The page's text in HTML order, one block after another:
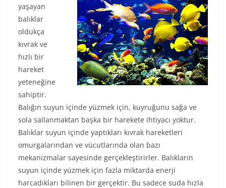
yaşayan
balıklar
oldukça
kıvrak ve
hızlı bir
hareket
yeteneğine
sahiptir.
Balığın suyun içinde yüzmek için, kuyruğunu sağa ve
sola sallanmaktan başka bir harekete ihtiyacı yoktur.
Balıklar suyun içinde yaptıkları kıvrak hareketleri
omurgalarından ve vücutlarında olan bazı
mekanizmalar sayesinde gerçekleştirirler. Balıkların
suyun içinde yüzmek için fazla miktarda enerji
harcadıkları bilinen bir gerçektir. Bu sadece suda hızla